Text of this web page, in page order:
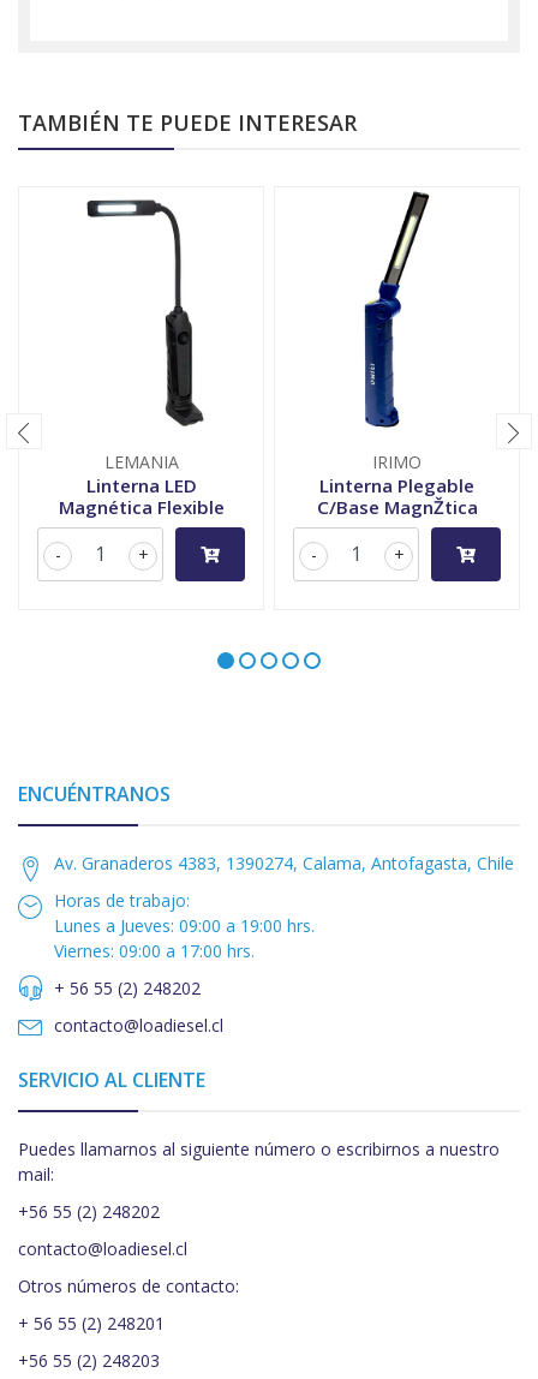
TAMBIÉN TE PUEDE INTERESAR
LEMANIA
Linterna LED
Magnética Flexible
+
-
IRIMO
Linterna Plegable
C/Base MagnŽtica
+
-
ENCUÉNTRANOS
Av. Granaderos 4383, 1390274, Calama, Antofagasta, Chile
Horas de trabajo:
Lunes a Jueves: 09:00 a 19:00 hrs.
Viernes: 09:00 a 17:00 hrs.
+ 56 55 (2) 248202
contacto@loadiesel.cl
SERVICIO AL CLIENTE
Puedes llamarnos al siguiente número o escribirnos a nuestro
mail:
+56 55 (2) 248202
contacto@loadiesel.cl
Otros números de contacto:
+ 56 55 (2) 248201
+56 55 (2) 248203